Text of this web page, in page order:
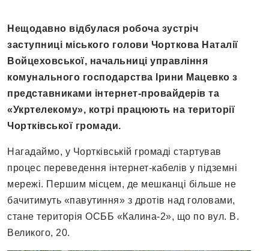
Нещодавно відбулася робоча зустріч
заступниці міського голови Чорткова Наталії
Войцеховської, начальниці управління
комунального господарства Ірини Мацевко з
представниками інтернет-провайдерів та
«Укртелекому», котрі працюють на території
Чортківської громади.
Нагадаймо, у Чортківській громаді стартував
процес переведення інтернет-кабелів у підземні
мережі. Першим місцем, де мешканці більше не
бачитимуть «павутиння» з дротів над головами,
стане територія ОСББ «Калина-2», що по вул. В.
Великого, 20.